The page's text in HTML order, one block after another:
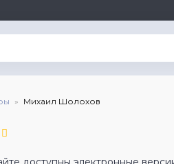
Михаил Шолохов